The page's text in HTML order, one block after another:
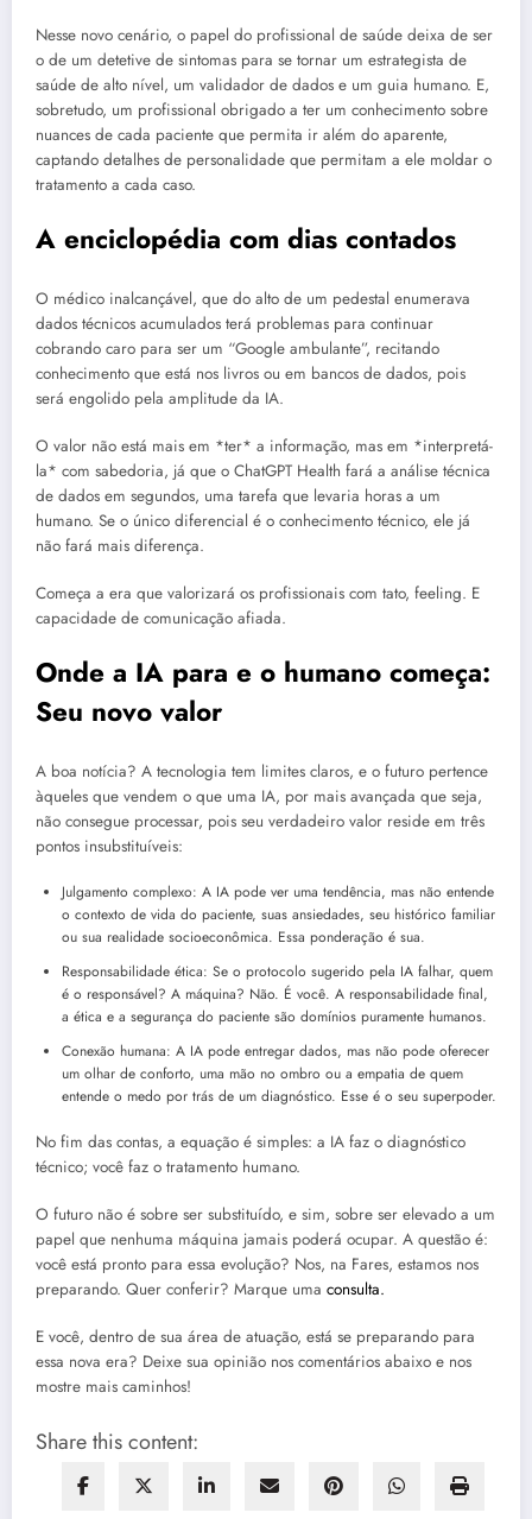
Nesse novo cenário, o papel do profissional de saúde deixa de ser
o de um detetive de sintomas para se tornar um estrategista de
saúde de alto nível, um validador de dados e um guia humano. E,
sobretudo, um profissional obrigado a ter um conhecimento sobre
nuances de cada paciente que permita ir além do aparente,
captando detalhes de personalidade que permitam a ele moldar o
tratamento a cada caso.
A enciclopédia com dias contados
O médico inalcançável, que do alto de um pedestal enumerava
dados técnicos acumulados terá problemas para continuar
cobrando caro para ser um “Google ambulante”, recitando
conhecimento que está nos livros ou em bancos de dados, pois
será engolido pela amplitude da IA.
O valor não está mais em *ter* a informação, mas em *interpretá-
la* com sabedoria, já que o ChatGPT Health fará a análise técnica
de dados em segundos, uma tarefa que levaria horas a um
humano. Se o único diferencial é o conhecimento técnico, ele já
não fará mais diferença.
Começa a era que valorizará os profissionais com tato, feeling. E
capacidade de comunicação afiada.
Onde a IA para e o humano começa:
Seu novo valor
A boa notícia? A tecnologia tem limites claros, e o futuro pertence
àqueles que vendem o que uma IA, por mais avançada que seja,
não consegue processar, pois seu verdadeiro valor reside em três
pontos insubstituíveis:
Julgamento complexo: A IA pode ver uma tendência, mas não entende
o contexto de vida do paciente, suas ansiedades, seu histórico familiar
ou sua realidade socioeconômica. Essa ponderação é sua.
Responsabilidade ética: Se o protocolo sugerido pela IA falhar, quem
é o responsável? A máquina? Não. É você. A responsabilidade final,
a ética e a segurança do paciente são domínios puramente humanos.
Conexão humana: A IA pode entregar dados, mas não pode oferecer
um olhar de conforto, uma mão no ombro ou a empatia de quem
entende o medo por trás de um diagnóstico. Esse é o seu superpoder.
No fim das contas, a equação é simples: a IA faz o diagnóstico
técnico; você faz o tratamento humano.
O futuro não é sobre ser substituído, e sim, sobre ser elevado a um
papel que nenhuma máquina jamais poderá ocupar. A questão é:
você está pronto para essa evolução? Nos, na Fares, estamos nos
preparando. Quer conferir? Marque uma consulta.
E você, dentro de sua área de atuação, está se preparando para
essa nova era? Deixe sua opinião nos comentários abaixo e nos
mostre mais caminhos!
Share this content: